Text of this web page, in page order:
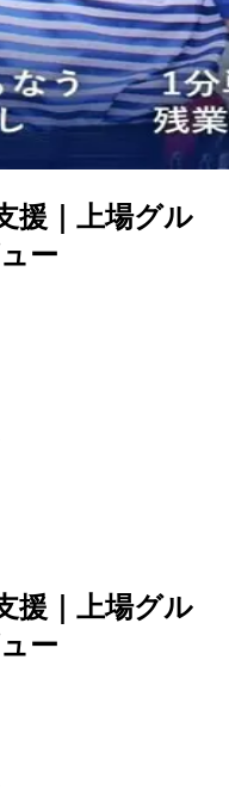
援｜上場グル
ー
援｜上場グル
ー